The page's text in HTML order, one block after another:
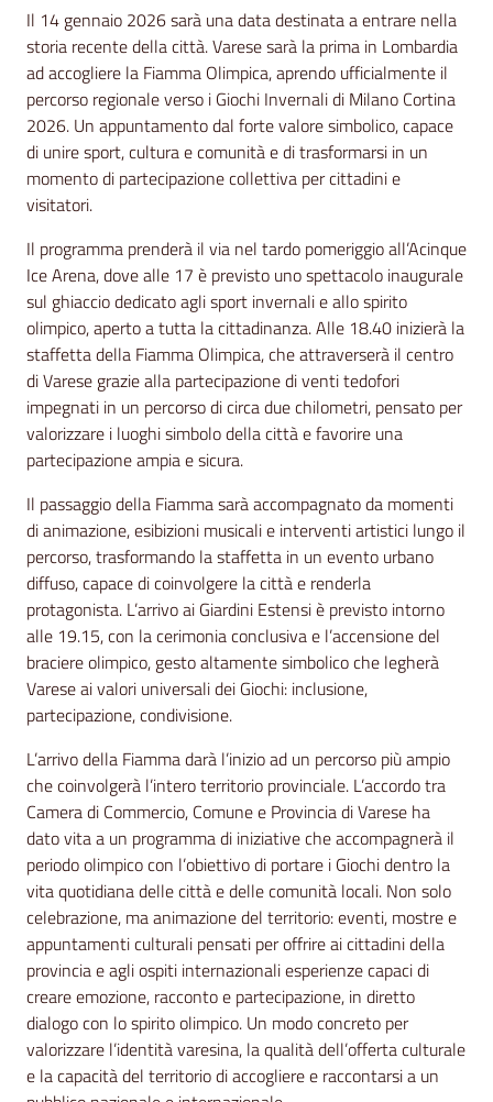
Contenuto
Il 14 gennaio 2026 sarà una data destinata a entrare nella
storia recente della città. Varese sarà la prima in Lombardia
ad accogliere la Fiamma Olimpica, aprendo ufficialmente il
percorso regionale verso i Giochi Invernali di Milano Cortina
2026. Un appuntamento dal forte valore simbolico, capace
di unire sport, cultura e comunità e di trasformarsi in un
momento di partecipazione collettiva per cittadini e
visitatori.
Il programma prenderà il via nel tardo pomeriggio all’Acinque
Ice Arena, dove alle 17 è previsto uno spettacolo inaugurale
sul ghiaccio dedicato agli sport invernali e allo spirito
olimpico, aperto a tutta la cittadinanza. Alle 18.40 inizierà la
staffetta della Fiamma Olimpica, che attraverserà il centro
di Varese grazie alla partecipazione di venti tedofori
impegnati in un percorso di circa due chilometri, pensato per
valorizzare i luoghi simbolo della città e favorire una
partecipazione ampia e sicura.
Il passaggio della Fiamma sarà accompagnato da momenti
di animazione, esibizioni musicali e interventi artistici lungo il
percorso, trasformando la staffetta in un evento urbano
diffuso, capace di coinvolgere la città e renderla
protagonista. L’arrivo ai Giardini Estensi è previsto intorno
alle 19.15, con la cerimonia conclusiva e l’accensione del
braciere olimpico, gesto altamente simbolico che legherà
Varese ai valori universali dei Giochi: inclusione,
partecipazione, condivisione.
L’arrivo della Fiamma darà l’inizio ad un percorso più ampio
che coinvolgerà l’intero territorio provinciale. L’accordo tra
Camera di Commercio, Comune e Provincia di Varese ha
dato vita a un programma di iniziative che accompagnerà il
periodo olimpico con l’obiettivo di portare i Giochi dentro la
vita quotidiana delle città e delle comunità locali. Non solo
celebrazione, ma animazione del territorio: eventi, mostre e
appuntamenti culturali pensati per offrire ai cittadini della
provincia e agli ospiti internazionali esperienze capaci di
creare emozione, racconto e partecipazione, in diretto
dialogo con lo spirito olimpico. Un modo concreto per
valorizzare l’identità varesina, la qualità dell’offerta culturale
e la capacità del territorio di accogliere e raccontarsi a un